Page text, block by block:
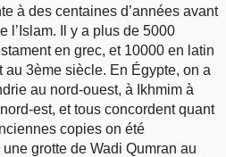
à des centaines d’années avant
l’Islam. Il y a plus de 5000
en grec, et 10000 en latin
au 3ème siècle. En Égypte, on a
au nord-ouest, à Ikhmim à
est, et tous concordent quant
copies on été
grotte de Wadi Qumran au